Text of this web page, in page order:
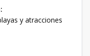
y atracciones